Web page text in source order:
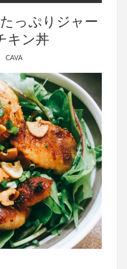
っぷりジャー
キン丼
CAVA